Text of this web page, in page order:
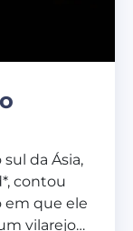
da Ásia,
contou
em que ele
vilarejo…